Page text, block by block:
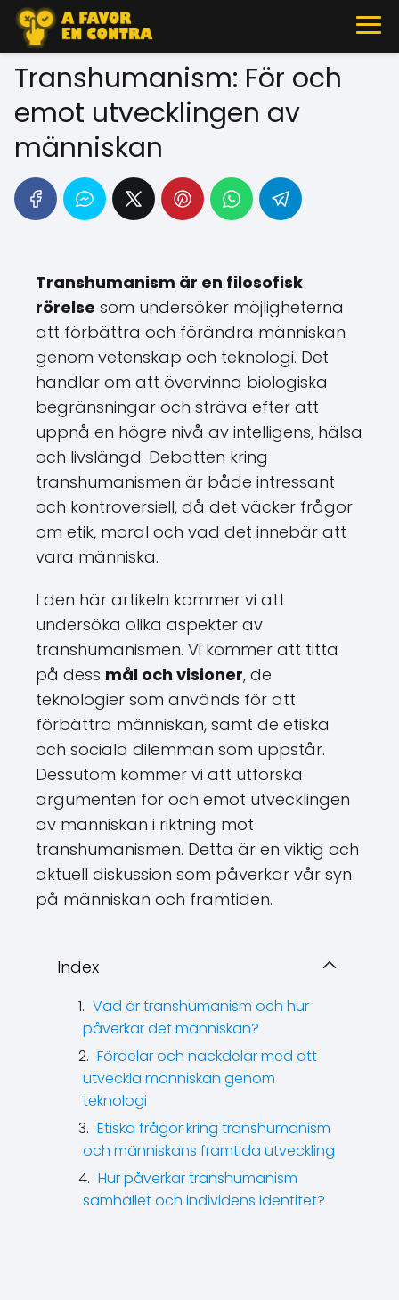
Transhumanism: För och
emot utvecklingen av
människan
Transhumanism är en filosofisk
rörelse som undersöker möjligheterna
att förbättra och förändra människan
genom vetenskap och teknologi. Det
handlar om att övervinna biologiska
begränsningar och sträva efter att
uppnå en högre nivå av intelligens, hälsa
och livslängd. Debatten kring
transhumanismen är både intressant
och kontroversiell, då det väcker frågor
om etik, moral och vad det innebär att
vara människa.
I den här artikeln kommer vi att
undersöka olika aspekter av
transhumanismen. Vi kommer att titta
på dess mål och visioner, de
teknologier som används för att
förbättra människan, samt de etiska
och sociala dilemman som uppstår.
Dessutom kommer vi att utforska
argumenten för och emot utvecklingen
av människan i riktning mot
transhumanismen. Detta är en viktig och
aktuell diskussion som påverkar vår syn
på människan och framtiden.
Index
Vad är transhumanism och hur
påverkar det människan?
Fördelar och nackdelar med att
utveckla människan genom
teknologi
Etiska frågor kring transhumanism
och människans framtida utveckling
Hur påverkar transhumanism
samhället och individens identitet?